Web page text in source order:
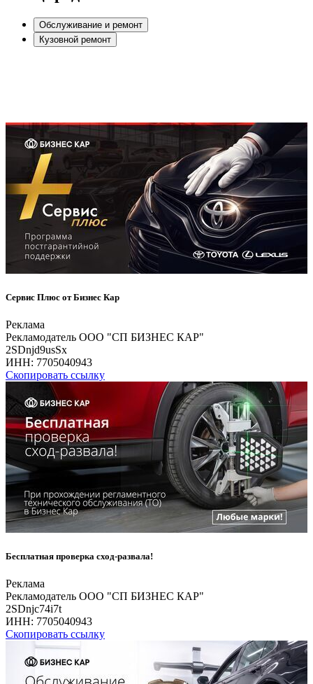
Обслуживание и ремонт
Кузовной ремонт
Сервис Плюс от Бизнес Кар
Реклама
Рекламодатель ООО "СП БИЗНЕС КАР"
2SDnjd9usSx
ИНН: 7705040943
Скопировать ссылку
Бесплатная проверка сход-развала!
Реклама
Рекламодатель ООО "СП БИЗНЕС КАР"
2SDnjc74i7t
ИНН: 7705040943
Скопировать ссылку